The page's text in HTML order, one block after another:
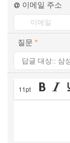
이메일 주소
질문 *
11pt